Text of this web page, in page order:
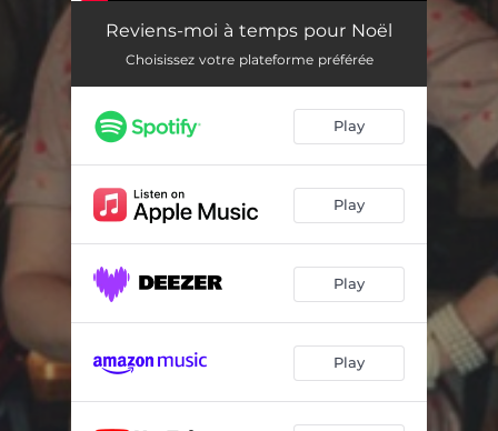
Reviens-moi à temps pour Noël
Choisissez votre plateforme préférée
Play
Play
Play
Play